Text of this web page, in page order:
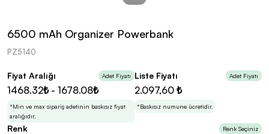
kolayca belirleyebilirsin.
En Uygun Fiyatlarla
Teklif Al!
3 Promozone’da bulduktan sonra, uzman ekibimiz
sadece sitemiz üzerinden teklif almanı bekliyor.
6500 mAh Organizer Powerbank
PZ5140
Fiyat Aralığı Adet Fiyatı
1468.32₺ - 1678.08₺
*Min ve max sipariş adetinin baskısız fiyat
aralığıdır.
Liste Fiyatı Adet Fiyatı
2.097,60 ₺
*Baskısız numune ücretidir.
Renk Renk Seçiniz